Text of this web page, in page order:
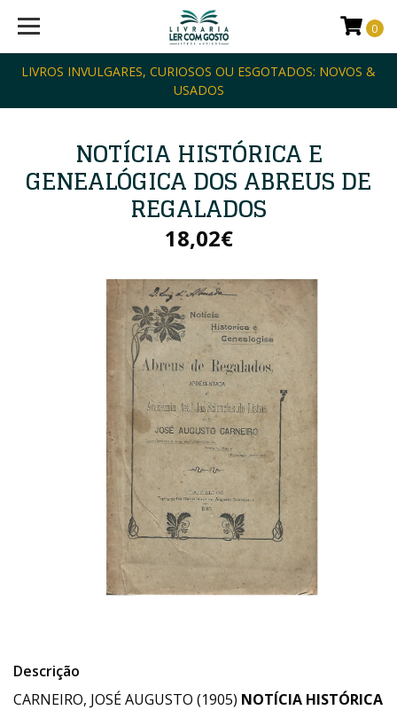
LIVROS INVULGARES, CURIOSOS OU ESGOTADOS: NOVOS &
USADOS
0
NOTÍCIA HISTÓRICA E
GENEALÓGICA DOS ABREUS DE
REGALADOS
18,02€
Descrição
CARNEIRO, JOSÉ AUGUSTO (1905) NOTÍCIA HISTÓRICA